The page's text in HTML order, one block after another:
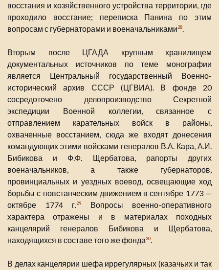
восстания и хозяйственного устройства территории, где
проходило восстание; переписка Панина по этим
вопросам с губернаторами и военачальниками28.
Вторым после ЦГАДА крупным хранилищем
документальных источников по теме монографии
является Центральный государственный Военно-
исторический архив СССР (ЦГВИА). В фонде 20
сосредоточено делопроизводство Секретной
экспедиции Военной коллегии, связанное с
отправлением карательных войск в районы,
охваченные восстанием, сюда же входят донесения
командующих этими войсками генералов В.А. Кара, А.И.
Бибикова и Ф.Ф. Щербатова, рапорты других
военачальников, а также губернаторов,
провинциальных и уездных воевод, освещающие ход
борьбы с повстанческим движением в сентябре 1773 —
октябре 1774 г.29
Вопросы военно-оперативного
характера отражены и в материалах походных
канцелярий генералов Бибикова и Щербатова,
находящихся в составе того же фонда30.
В делах канцелярии шефа иррегулярных (казачьих и так